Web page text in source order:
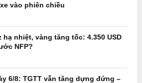
vào phiên chiều
hạ nhiệt, vàng tăng tốc: 4.350 USD
NFP?
6/8: TGTT vẫn tăng dựng đứng –